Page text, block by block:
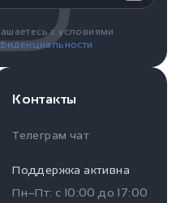
с условиями
Контакты
Телеграм чат
Поддержка активна
Пн–Пт: с 10:00 до 17:00